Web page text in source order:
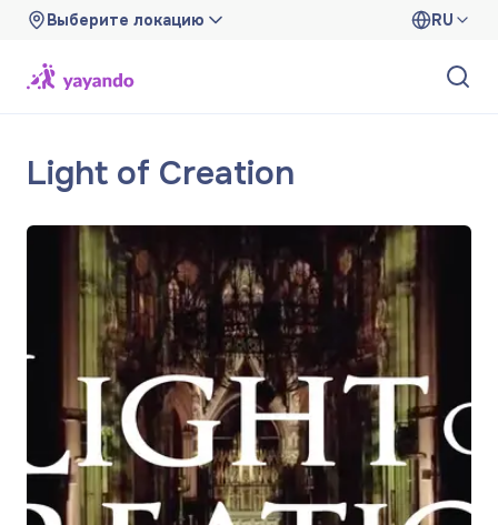
Выберите локацию RU
Light of Creation